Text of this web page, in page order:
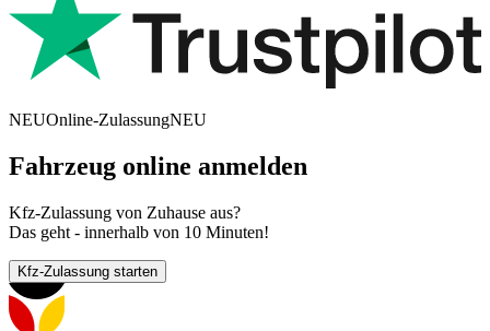
NEUOnline-ZulassungNEU
Fahrzeug online anmelden
Kfz-Zulassung von Zuhause aus?
Das geht - innerhalb von 10 Minuten!
Kfz-Zulassung starten